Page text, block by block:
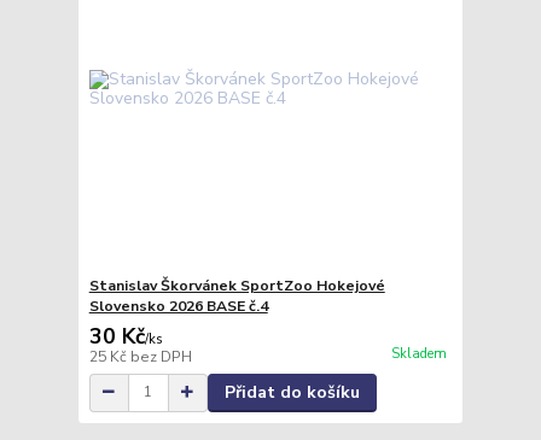
Stanislav Škorvánek SportZoo Hokejové
Slovensko 2026 BASE č.4
30 Kč/ks
25 Kč bez DPH Skladem
Přidat do košíku